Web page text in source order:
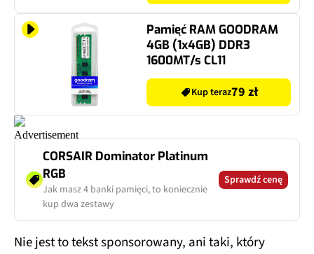
Pamięć RAM GOODRAM
4GB (1x4GB) DDR3
1600MT/s CL11
Kup teraz79 zł
CORSAIR Dominator Platinum
RGB
Jak masz 4 banki pamięci, to koniecznie
kup dwa zestawy
Sprawdź cenę
Nie jest to tekst sponsorowany, ani taki, który